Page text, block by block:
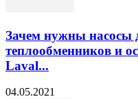
Зачем нужны насосы
теплообменников и
Laval...
04.05.2021